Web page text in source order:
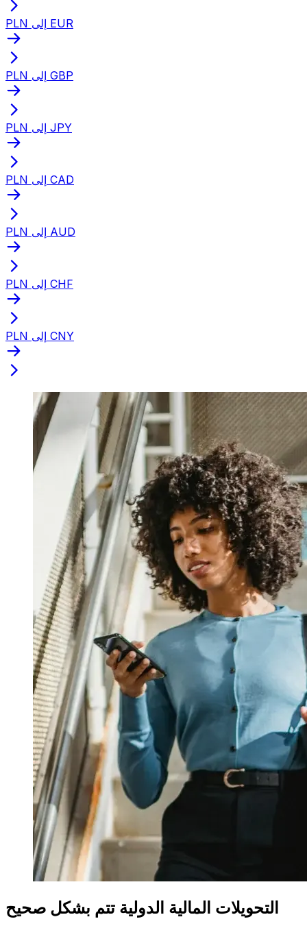
PLN إلى EUR
PLN إلى GBP
PLN إلى JPY
PLN إلى CAD
PLN إلى AUD
PLN إلى CHF
PLN إلى CNY
التحويلات المالية الدولية تتم بشكل صحيح